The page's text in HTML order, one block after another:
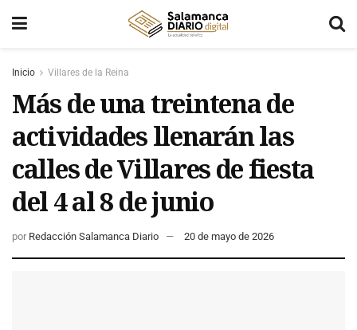
Inicio Villares de la Reina
Más de una treintena de
actividades llenarán las
calles de Villares de fiesta
del 4 al 8 de junio
por Redacción Salamanca Diario 20 de mayo de 2026